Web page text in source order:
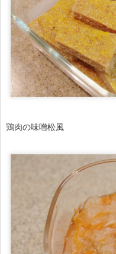
鶏肉の味噌松風